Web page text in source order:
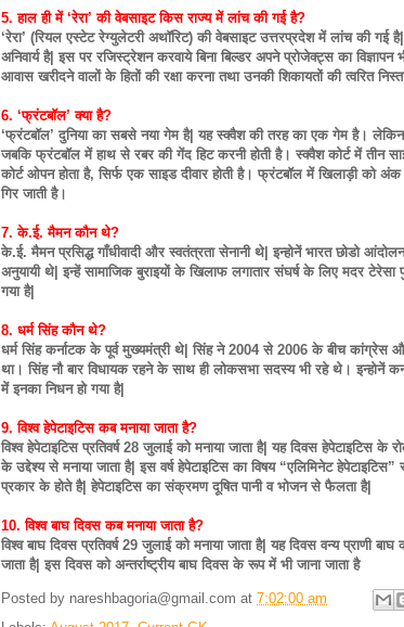
5. हाल ही में ‘रेरा’ की वेबसाइट किस राज्य में लांच की गई है?
‘रेरा’ (रियल एस्टेट रेग्युलेटरी अथॉरिट) की वेबसाइट उत्तरप्रदेश में लांच की
अनिवार्य है| इस पर रजिस्ट्रेशन करवाये बिना बिल्डर अपने प्रोजेक्ट्स का
आवास खरीदने वालों के हितों की रक्षा करना तथा उनकी शिकायतों की त्वरित
6. ‘फ्रंटबॉल’ क्या है?
‘फ्रंटबॉल’ दुनिया का सबसे नया गेम है| यह स्क्वैश की तरह का एक गेम है।
जबकि फ्रंटबॉल में हाथ से रबर की गेंद हिट करनी होती है। स्क्वैश कोर्ट में तीन
कोर्ट ओपन होता है, सिर्फ एक साइड दीवार होती है। फ्रंटबॉल में खिलाड़ी को
गिर जाती है।
7. के.ई. मैमन कौन थे?
के.ई. मैमन प्रसिद्ध गाँधीवादी और स्वतंत्रता सेनानी थे| इन्होनें भारत छोडो
अनुयायी थे| इन्हें सामाजिक बुराइयों के खिलाफ लगातार संघर्ष के लिए मदर टेरेसा
गया है|
8. धर्म सिंह कौन थे?
धर्म सिंह कर्नाटक के पूर्व मुख्यमंत्री थे| सिंह ने 2004 से 2006 के बीच कांग्रेस
था। सिंह नौ बार विधायक रहने के साथ ही लोकसभा सदस्य भी रहे थे। इन्होनें
में इनका निधन हो गया है|
9. विश्व हेपेटाइटिस कब मनाया जाता है?
विश्व हेपेटाइटिस प्रतिवर्ष 28 जुलाई को मनाया जाता है| यह दिवस हेपेटाइटिस
के उद्देश्य से मनाया जाता है| इस वर्ष हेपेटाइटिस का विषय “एलिमिनेट
प्रकार के होते है| हेपेटाइटिस का संक्रमण दूषित पानी व भोजन से फैलता है|
10. विश्व बाघ दिवस कब मनाया जाता है?
विश्व बाघ दिवस प्रतिवर्ष 29 जुलाई को मनाया जाता है| यह दिवस वन्य प्राणी
जाता है| इस दिवस को अन्तर्राष्ट्रीय बाघ दिवस के रूप में भी जाना जाता है
Posted by nareshbagoria@gmail.com at 7:02:00 am